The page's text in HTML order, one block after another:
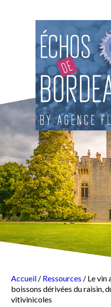
Accueil / Ressources / Le vin
boissons dérivées du raisin,
vitivinicoles